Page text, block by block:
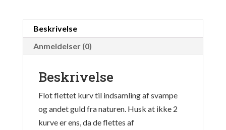
Beskrivelse
Anmeldelser (0)
Beskrivelse
Flot flettet kurv til indsamling af svampe
og andet guld fra naturen. Husk at ikke 2
kurve er ens, da de flettes af